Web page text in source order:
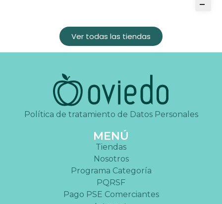
Ver todas las tiendas
Política de tratamiento de Datos Personales
MENÚ
Tiendas
Nosotros
Programa Categoría
PQRSF
Pago PSE Comerciantes